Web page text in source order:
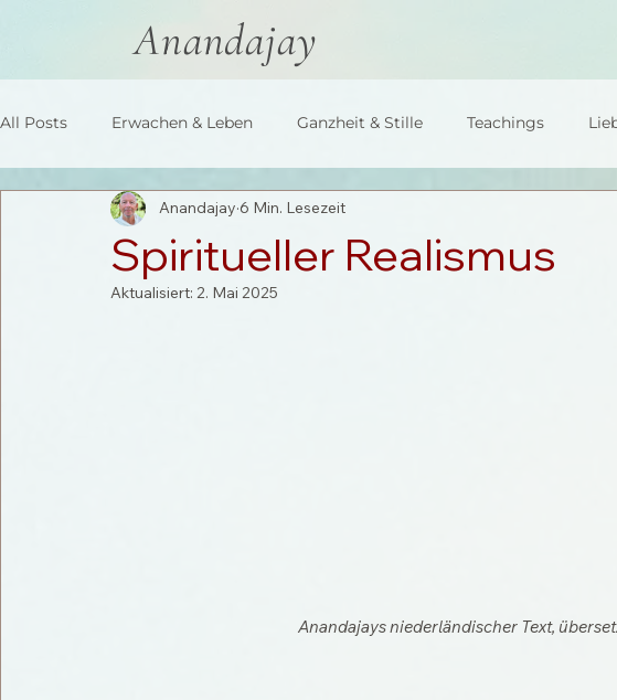
Anandajay
All Posts Erwachen & Leben Ganzheit & Stille Teachings
Spiritueller Realismus
Anandajay 6 Min. Lesezeit
Aktualisiert: 2. Mai 2025
Anandajays niederländischer Text,